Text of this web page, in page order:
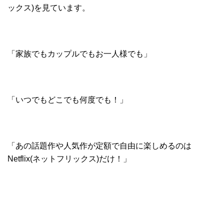
ックス)を見ています。
「家族でもカップルでもお一人様でも」
「いつでもどこでも何度でも！」
「あの話題作や人気作が定額で自由に楽しめるのは
Netflix(ネットフリックス)だけ！」